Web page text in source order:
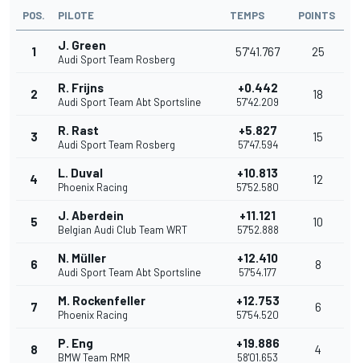
POS. PILOTE TEMPS POINTS
1 J. Green
Audi Sport Team Rosberg
57'41.767 25
2 R. Frijns
Audi Sport Team Abt Sportsline
+0.442
57'42.209
18
3 R. Rast
Audi Sport Team Rosberg
+5.827
57'47.594
15
4 L. Duval
Phoenix Racing
+10.813
57'52.580
12
5 J. Aberdein
Belgian Audi Club Team WRT
+11.121
57'52.888
10
6 N. Müller
Audi Sport Team Abt Sportsline
+12.410
57'54.177
8
7 M. Rockenfeller
Phoenix Racing
+12.753
57'54.520
6
8 P. Eng
BMW Team RMR
+19.886
58'01.653
4